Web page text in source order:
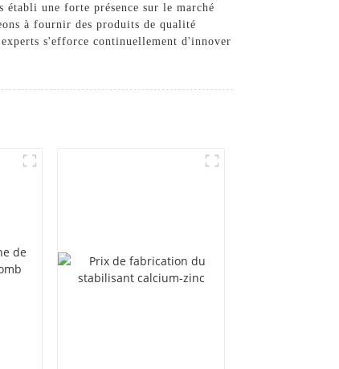
établi une forte présence sur le marché
à fournir des produits de qualité
s'efforce continuellement d'innover